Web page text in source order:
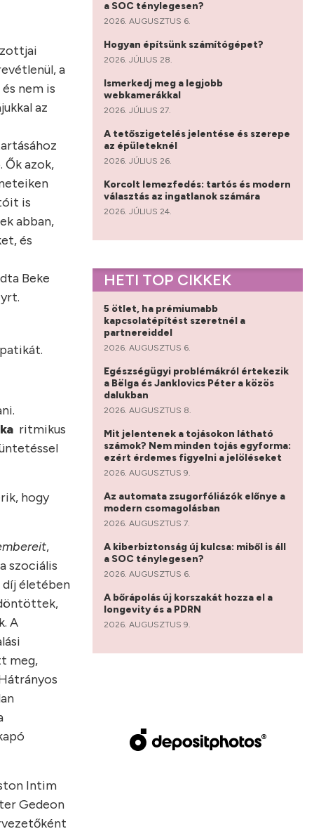
a
nem is
az
Ők azok,
is
abban,
és
Beke
ritmikus
hogy
,
szociális
díj életében
A
meg,
Intim
Gedeon
a SOC ténylegesen?
2026. AUGUSZTUS 6.
Hogyan építsünk számítógépet?
2026. JÚLIUS 28.
Ismerkedj meg a legjobb
webkamerákkal
2026. JÚLIUS 27.
A tetőszigetelés jelentése és szerepe
az épületeknél
2026. JÚLIUS 26.
Korcolt lemezfedés: tartós és modern
választás az ingatlanok számára
2026. JÚLIUS 24.
HETI TOP CIKKEK
5 ötlet, ha prémiumabb
kapcsolatépítést szeretnél a
partnereiddel
2026. AUGUSZTUS 6.
Egészségügyi problémákról értekezik
a Bëlga és Janklovics Péter a közös
dalukban
2026. AUGUSZTUS 8.
Mit jelentenek a tojásokon látható
számok? Nem minden tojás egyforma:
ezért érdemes figyelni a jelöléseket
2026. AUGUSZTUS 9.
Az automata zsugorfóliázók előnye a
modern csomagolásban
2026. AUGUSZTUS 7.
A kiberbiztonság új kulcsa: miből is áll
a SOC ténylegesen?
2026. AUGUSZTUS 6.
A bőrápolás új korszakát hozza el a
longevity és a PDRN
2026. AUGUSZTUS 9.